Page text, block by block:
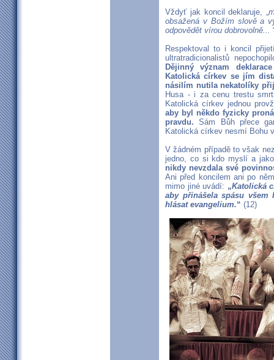
Vždyť jak koncil deklaruje, „
obsažená v Božím slově a
odpovědět vírou dobrovolně...
Respektoval to i koncil
ultratradicionalistů
Dějinný význam
Katolická církev se jím
násilím nutila nekatolíky
Husa - i za cenu trestu
Katolická církev jednou
aby byl někdo fyzicky
pravdu. Sám Bůh přece
Katolická církev nesmí Bohu
V žádném případě to však
jedno, co si kdo myslí a
nikdy nevzdala své
Ani před koncilem ani po
mimo jiné uvádí: „Katolická
aby přinášela spásu
hlásat evangelium.“ (12)